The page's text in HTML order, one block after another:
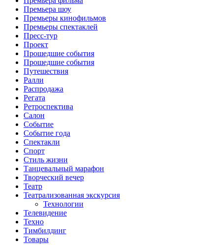
Премьера шоу
Премьеры кинофильмов
Премьеры спектаклей
Пресс-тур
Проект
Прошедшие события
Прошедшие события
Путешествия
Ралли
Распродажа
Регата
Ретроспектива
Салон
Событие
Событие года
Спектакли
Спорт
Стиль жизни
Танцевальный марафон
Творческий вечер
Театр
Театрализованная экскурсия
Технологии
Телевидение
Техно
Тимбилдинг
Товары